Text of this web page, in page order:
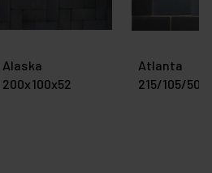
Alaska
200x100x52
Atlanta
215/105/50